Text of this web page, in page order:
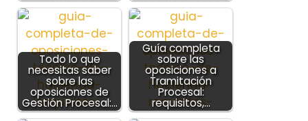
Todo lo que
necesitas saber
sobre las
oposiciones de
Gestión Procesal:…
Guía completa
sobre las
oposiciones a
Tramitación
Procesal:
requisitos,…